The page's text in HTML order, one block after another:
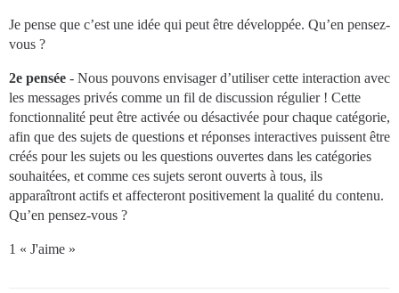
Je pense que c’est une idée qui peut être développée. Qu’en pensez-
vous ?
2e pensée - Nous pouvons envisager d’utiliser cette interaction avec
les messages privés comme un fil de discussion régulier ! Cette
fonctionnalité peut être activée ou désactivée pour chaque catégorie,
afin que des sujets de questions et réponses interactives puissent être
créés pour les sujets ou les questions ouvertes dans les catégories
souhaitées, et comme ces sujets seront ouverts à tous, ils
apparaîtront actifs et affecteront positivement la qualité du contenu.
Qu’en pensez-vous ?
1 « J'aime »